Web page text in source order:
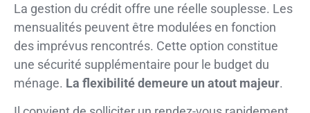
La gestion du crédit offre une réelle souplesse. Les
mensualités peuvent être modulées en fonction
des imprévus rencontrés. Cette option constitue
une sécurité supplémentaire pour le budget du
ménage. La flexibilité demeure un atout majeur.